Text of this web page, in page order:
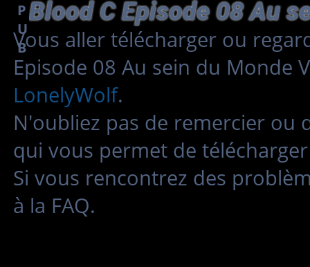
P
U
B
Vous aller télécharger ou
Episode 08 Au sein du Monde
LonelyWolf.
N'oubliez pas de remercier ou
qui vous permet de
Si vous rencontrez des
à la FAQ.